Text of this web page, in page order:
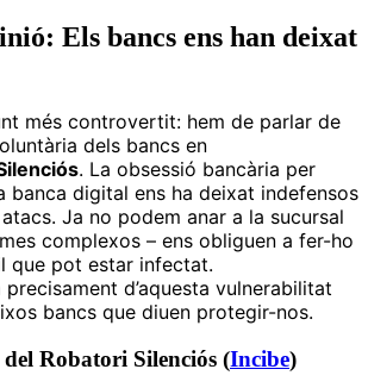
Els bancs ens han deixat
més controvertit: hem de parlar de
dels bancs en
. La obsessió bancària per
banca digital ens ha deixat indefensos
Ja no podem anar a la sucursal
complexos – ens obliguen a fer-ho
que pot estar infectat.
precisament d’aquesta vulnerabilitat
bancs que diuen protegir-nos.
Robatori Silenciós (Incibe)